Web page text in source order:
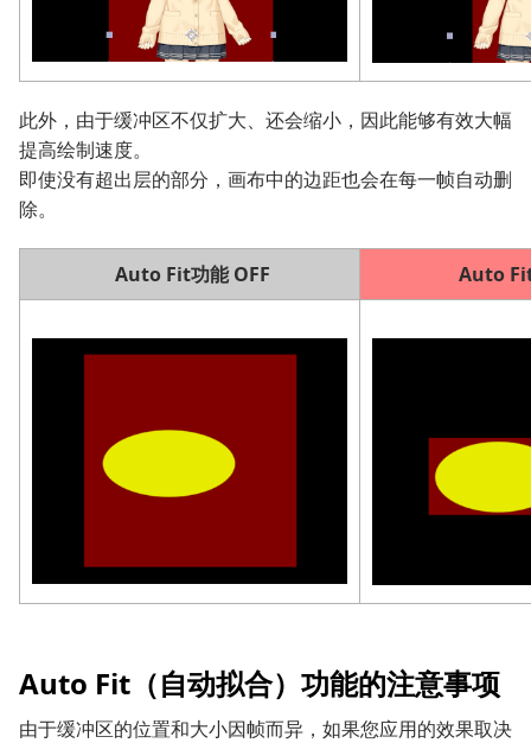
此外，由于缓冲区不仅扩大、还会缩小，因此能够有效大幅
提高绘制速度。
即使没有超出层的部分，画布中的边距也会在每一帧自动删
除。
Auto Fit功能 OFF Auto
Auto Fit（自动拟合）功能的注意事项
由于缓冲区的位置和大小因帧而异，如果您应用的效果取决